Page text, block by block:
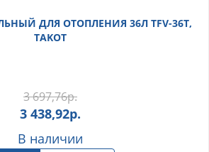
ДЛЯ ОТОПЛЕНИЯ 36Л TFV-36T,
TAKOT
3 697,76р.
3 438,92р.
В наличии